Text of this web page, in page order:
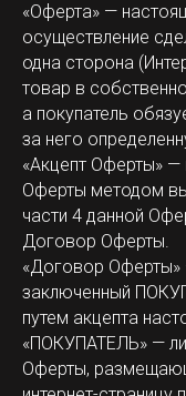
«Оферта» —
осуществление
одна сторона
товар в
а покупатель
за него
«Акцепт Оферты» —
Оферты методом
части 4 данной
Договор Оферты.
«Договор Оферты»
заключенный
путем акцепта
«ПОКУПАТЕЛЬ» —
Оферты,